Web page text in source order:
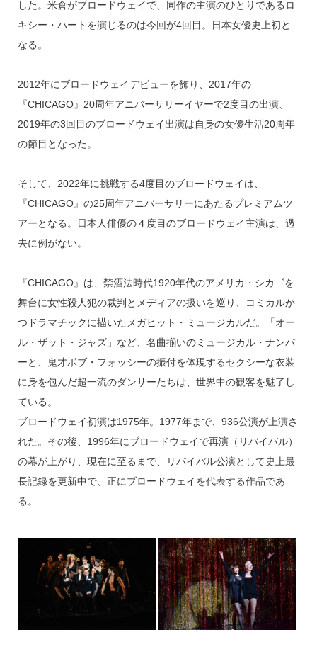
d
a
b
k
した。米倉がブロードウェイで、同作の主演のひとりであるロ
キシー・ハートを演じるのは今回が4回目。日本女優史上初と
なる。
2012年にブロードウェイデビューを飾り、2017年の
『CHICAGO』20周年アニバーサリーイヤーで2度目の出演、
2019年の3回目のブロードウェイ出演は自身の女優生活20周年
の節目となった。
そして、2022年に挑戦する4度目のブロードウェイは、
『CHICAGO』の25周年アニバーサリーにあたるプレミアムツ
アーとなる。日本人俳優の４度目のブロードウェイ主演は、過
去に例がない。
『CHICAGO』は、禁酒法時代1920年代のアメリカ・シカゴを
舞台に女性殺人犯の裁判とメディアの扱いを巡り、コミカルか
つドラマチックに描いたメガヒット・ミュージカルだ。「オー
ル・ザット・ジャズ」など、名曲揃いのミュージカル・ナンバ
ーと、鬼才ボブ・フォッシーの振付を体現するセクシーな衣装
に身を包んだ超一流のダンサーたちは、世界中の観客を魅了し
ている。
ブロードウェイ初演は1975年。1977年まで、936公演が上演さ
れた。その後、1996年にブロードウェイで再演（リバイバル）
の幕が上がり、現在に至るまで、リバイバル公演として史上最
長記録を更新中で、正にブロードウェイを代表する作品であ
る。